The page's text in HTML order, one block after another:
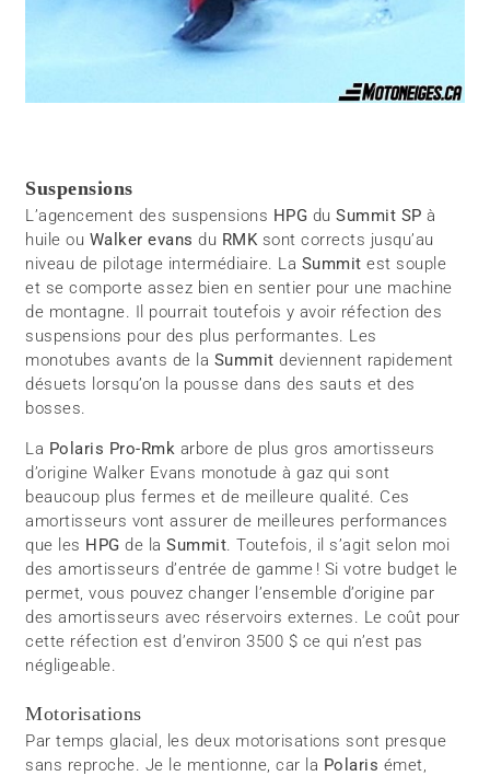
Suspensions
L’agencement des suspensions HPG duSummit SP à
huile ou Walker evans du RMK sont corrects jusqu’au
niveau de pilotage intermédiaire. La Summit est souple
et se comporte assez bien en sentier pour une machine
de montagne. Il pourrait toutefois y avoir réfection des
suspensions pour des plus performantes. Les
monotubes avants de la Summitdeviennent rapidement
désuets lorsqu’on la pousse dans des sauts et des
bosses.
La Polaris Pro-Rmk arbore de plus gros amortisseurs
d’origine Walker Evans monotude à gaz qui sont
beaucoup plus fermes et de meilleure qualité. Ces
amortisseurs vont assurer de meilleures performances
que les HPG de laSummit. Toutefois, il s’agit selon moi
des amortisseurs d’entrée de gamme ! Si votre budget le
permet, vous pouvez changer l’ensemble d’origine par
des amortisseurs avec réservoirs externes. Le coût pour
cette réfection est d’environ 3500 $ ce qui n’est pas
négligeable.
Motorisations
Par temps glacial, les deux motorisations sont presque
sans reproche. Je le mentionne, car la Polaris émet,